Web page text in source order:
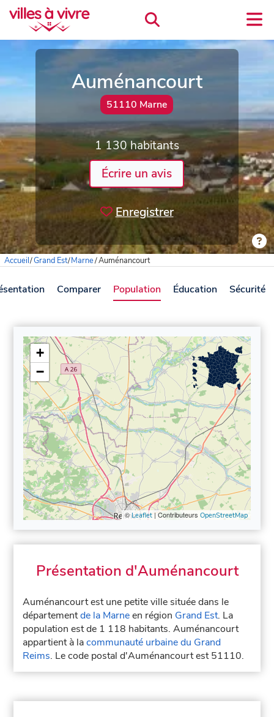
Auménancourt
51110 Marne
1 130 habitants
Écrire un avis
Enregistrer
Accueil/Grand Est/Marne/Auménancourt
Comparer Population Éducation Sécurité
+
−
©Leaflet| Contributeurs OpenStreetMap
Présentation d'Auménancourt
Auménancourt est une petite ville située dans le
départementde la Marneen région Grand Est. La
population est de 1 118 habitants. Auménancourt
appartient à lacommunauté urbaine du Grand
Reims. Le code postal d'Auménancourt est 51110.